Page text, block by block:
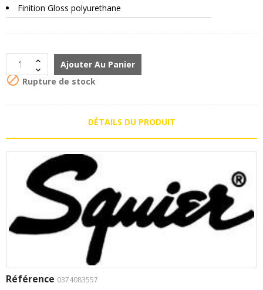
Finition Gloss polyurethane
Ajouter Au Panier
 Rupture de stock
DÉTAILS DU PRODUIT
Référence 0374083557